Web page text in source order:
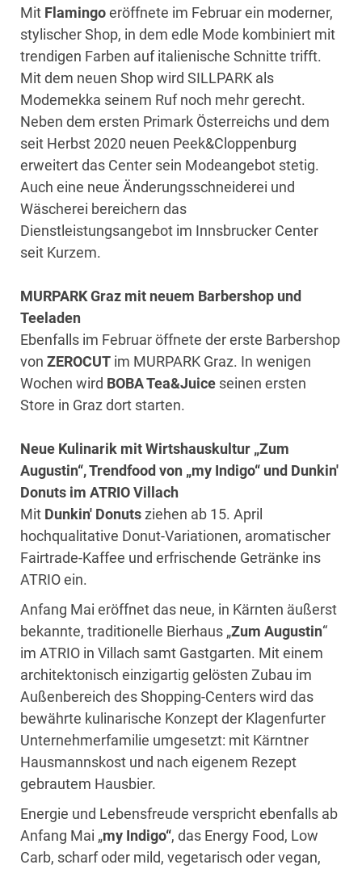
Mit Flamingoeröffnete im Februar ein moderner,
stylischer Shop, in dem edle Mode kombiniert mit
trendigen Farben auf italienische Schnitte trifft.
Mit dem neuen Shop wird SILLPARK als
Modemekka seinem Ruf noch mehr gerecht.
Neben dem ersten Primark Österreichs und dem
seit Herbst 2020 neuen Peek&Cloppenburg
erweitert das Center sein Modeangebot stetig.
Auch eine neue Änderungsschneiderei und
Wäscherei bereichern das
Dienstleistungsangebot im Innsbrucker Center
seit Kurzem.
MURPARK Graz mit neuem Barbershop und
Teeladen
Ebenfalls im Februar öffnete der erste Barbershop
von ZEROCUT im MURPARK Graz. In wenigen
Wochen wird BOBA Tea&Juice seinen ersten
Store in Graz dort starten.
Neue Kulinarik mit Wirtshauskultur „Zum
Augustin“, Trendfood von „my Indigo“ und Dunkin'
Donuts im ATRIO Villach
Mit Dunkin' Donutsziehen ab 15. April
hochqualitative Donut-Variationen, aromatischer
Fairtrade-Kaffee und erfrischende Getränke ins
ATRIO ein.
Anfang Mai eröffnet das neue, in Kärnten äußerst
bekannte, traditionelle Bierhaus „Zum Augustin“
im ATRIO in Villach samt Gastgarten. Mit einem
architektonisch einzigartig gelösten Zubau im
Außenbereich des Shopping-Centers wird das
bewährte kulinarische Konzept der Klagenfurter
Unternehmerfamilie umgesetzt: mit Kärntner
Hausmannskost und nach eigenem Rezept
gebrautem Hausbier.
Energie und Lebensfreude verspricht ebenfalls ab
Anfang Mai „my Indigo“, das Energy Food, Low
Carb, scharf oder mild, vegetarisch oder vegan,